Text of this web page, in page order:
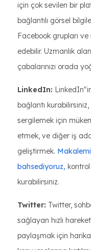
için çok sevilen bir
bağlantılı görsel
Facebook grupları ve
edebilir. Uzmanlık
çabalarınızı orada
LinkedIn:
bağlantı
sergilemek için
etmek, ve diğer iş
geliştirmek.
bahsediyoruz,
kurabilirsiniz.
Twitter: Twitter,
sağlayan hızlı
paylaşmak için